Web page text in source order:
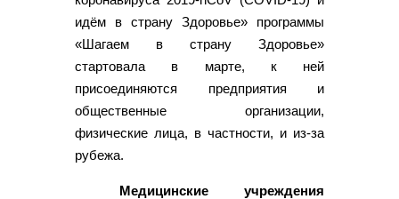
идём в страну Здоровье» программы
«Шагаем в страну Здоровье»
стартовала в марте, к ней
присоединяются предприятия и
общественные организации,
физические лица, в частности, и из-за
рубежа.
Медицинские учреждения